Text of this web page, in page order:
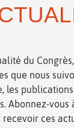
du
que nous
les
Abonnez-
recevoir ces